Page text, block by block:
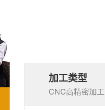
加工类型
CNC高精密加工